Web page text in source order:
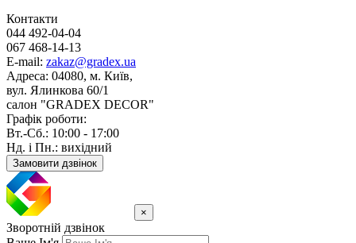
Контакти
044 492-04-04
067 468-14-13
E-mail: zakaz@gradex.ua
Адреса: 04080, м. Київ,
вул. Ялинкова 60/1
салон "GRADEX DECOR"
Графік роботи:
Вт.-Сб.: 10:00 - 17:00
Нд. і Пн.: вихідний
Замовити дзвінок
×
Зворотній дзвінок